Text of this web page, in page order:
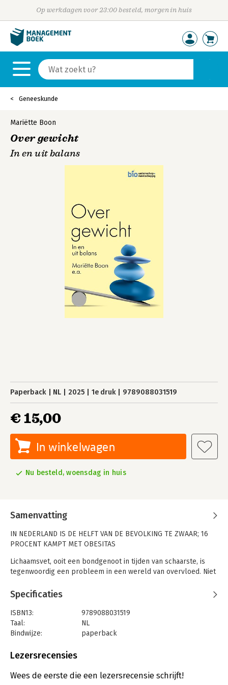
Op werkdagen voor 23:00 besteld, morgen in huis
Geneeskunde
Mariëtte Boon
Over gewicht
In en uit balans
Paperback NL 2025 1e druk 9789088031519
€ 15,00
In winkelwagen
Nu besteld, woensdag in huis
Samenvatting
IN NEDERLAND IS DE HELFT VAN DE BEVOLKING TE ZWAAR; 16
PROCENT KAMPT MET OBESITAS
Lichaamsvet, ooit een bondgenoot in tijden van schaarste, is
tegenwoordig een probleem in een wereld van overvloed. Niet
overgewicht, gezien als een van de grootste uitdagingen voor
de volksgezondheid van de eenentwintigste eeuw. Wereldwijd
hebben nu meer dan 1 miljard mensen obesitas. In Nederland
is de helft van de bevolking te zwaar en kampt 16 procent met
obesitas. Obesitas is een ziekte waarbij te veel vet zich
precies de oorzaak en hoe kun je het meten? Ligt het aan
ook nog genetische oorzaken? Mensen met obesitas hebben
Specificaties
ISBN13:
9789088031519
Taal:
NL
Bindwijze:
paperback
Uitgever:
Verschijningsdatum:
5-5-2025
Lezersrecensies
Wees de eerste die een lezersrecensie schrijft!